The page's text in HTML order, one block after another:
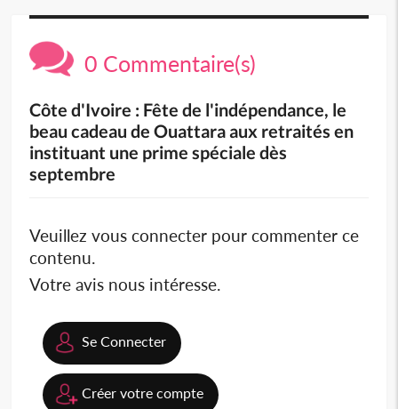
0 Commentaire(s)
Côte d'Ivoire : Fête de l'indépendance, le
beau cadeau de Ouattara aux retraités en
instituant une prime spéciale dès
septembre
Veuillez vous connecter pour commenter ce
contenu.
Votre avis nous intéresse.
Se Connecter
Créer votre compte